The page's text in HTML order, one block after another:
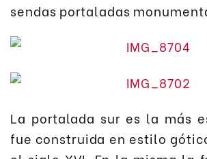
sendas portaladas
La portalada sur es la más
fue construida en estilo